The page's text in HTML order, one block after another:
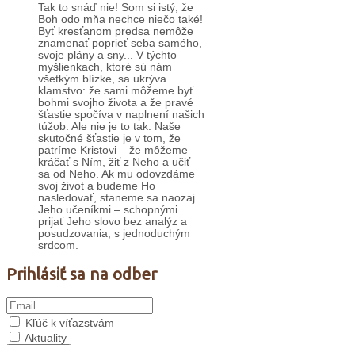
Tak to snáď nie! Som si istý, že
Boh odo mňa nechce niečo také!
Byť kresťanom predsa nemôže
znamenať poprieť seba samého,
svoje plány a sny... V týchto
myšlienkach, ktoré sú nám
všetkým blízke, sa ukrýva
klamstvo: že sami môžeme byť
bohmi svojho života a že pravé
šťastie spočíva v naplnení našich
túžob. Ale nie je to tak. Naše
skutočné šťastie je v tom, že
patríme Kristovi – že môžeme
kráčať s Ním, žiť z Neho a učiť
sa od Neho. Ak mu odovzdáme
svoj život a budeme Ho
nasledovať, staneme sa naozaj
Jeho učeníkmi – schopnými
prijať Jeho slovo bez analýz a
posudzovania, s jednoduchým
srdcom.
Prihlásiť sa na odber
Kľúč k víťazstvám
Aktuality